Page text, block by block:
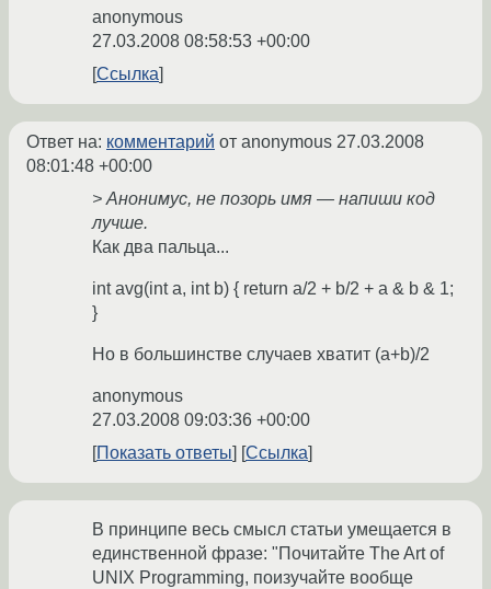
anonymous
27.03.2008 08:58:53 +00:00
Ссылка
Ответ на: комментарий от anonymous 27.03.2008
08:01:48 +00:00
> Анонимус, не позорь имя — напиши код
лучше.
Как два пальца...
int avg(int a, int b) { return a/2 + b/2 + a & b & 1;
}
Но в большинстве случаев хватит (a+b)/2
anonymous
27.03.2008 09:03:36 +00:00
Показать ответы
Ссылка
В принципе весь смысл статьи умещается в
единственной фразе: "Почитайте The Art of
UNIX Programming, поизучайте вообще